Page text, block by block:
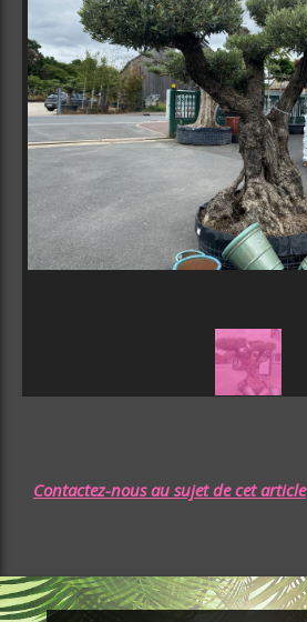
Contactez-nous au sujet de cet article